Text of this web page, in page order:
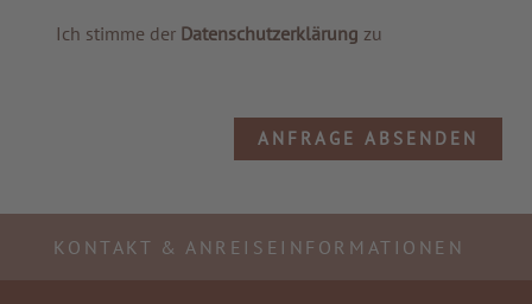
Ich stimme der Datenschutzerklärung zu
ANFRAGE ABSENDEN
KONTAKT & ANREISEINFORMATIONEN